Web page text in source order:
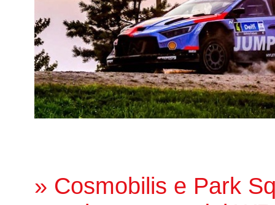
» Cosmobilis e Park